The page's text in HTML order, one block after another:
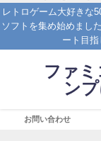
レトロゲーム大好きな
ソフトを集め始めまし
ート目指
ファ
ン
お問い合わせ